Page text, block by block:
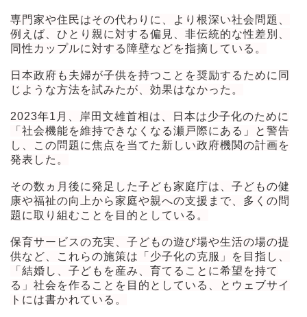
専門家や住民はその代わりに、より根深い社会問題、
例えば、ひとり親に対する偏見、非伝統的な性差別、
同性カップルに対する障壁などを指摘している。
日本政府も夫婦が子供を持つことを奨励するために同
じような方法を試みたが、効果はなかった。
2023年1月、岸田文雄首相は、日本は少子化のために
「社会機能を維持できなくなる瀬戸際にある」と警告
し、この問題に焦点を当てた新しい政府機関の計画を
発表した。
その数ヵ月後に発足した子ども家庭庁は、子どもの健
康や福祉の向上から家庭や親への支援まで、多くの問
題に取り組むことを目的としている。
保育サービスの充実、子どもの遊び場や生活の場の提
供など、これらの施策は「少子化の克服」を目指し、
「結婚し、子どもを産み、育てることに希望を持て
る」社会を作ることを目的としている、とウェブサイ
トには書かれている。